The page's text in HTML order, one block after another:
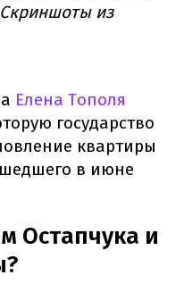
из
Елена Тополя
государство
квартиры
в июне
Остапчука и